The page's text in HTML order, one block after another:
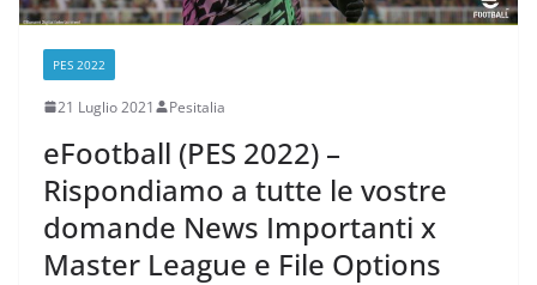
PES 2022
21 Luglio 2021 Pesitalia
eFootball (PES 2022) –
Rispondiamo a tutte le vostre
domande News Importanti x
Master League e File Options